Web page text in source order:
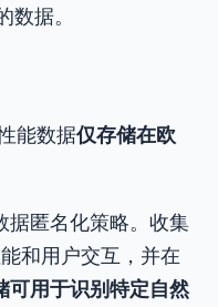
据。
能数据仅存储在欧
据匿名化策略。收集
和用户交互，并在
可用于识别特定自然